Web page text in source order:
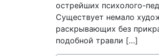
острейших психолого-
Существует немало
раскрывающих без
подобной травли […]